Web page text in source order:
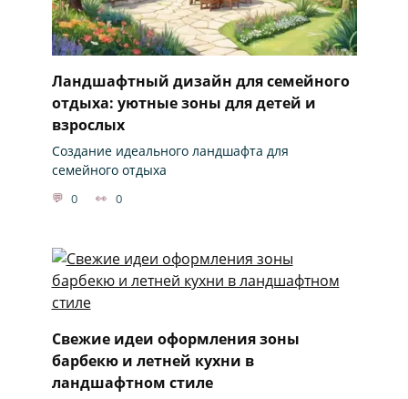
Ландшафтный дизайн для семейного
отдыха: уютные зоны для детей и
взрослых
Создание идеального ландшафта для
семейного отдыха
0 0
Свежие идеи оформления зоны
барбекю и летней кухни в
ландшафтном стиле